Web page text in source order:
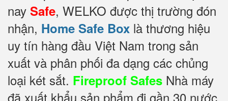
nay Safe, WELKO được thị trường đón
nhận, Home Safe Box là thương hiệu
uy tín hàng đầu Việt Nam trong sản
xuất và phân phối đa dạng các chủng
loại két sắt. Fireproof Safes Nhà máy
đã xuất khẩu sản phẩm đi gần 30 nước